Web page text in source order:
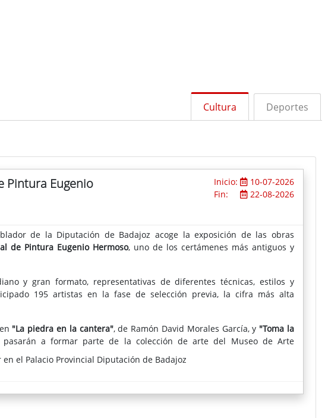
Cultura Deportes
Pintura Eugenio
Inicio:
10-07-2026
Fin:
22-08-2026
de la Diputación de Badajoz acoge la exposición de las obras
de Pintura Eugenio Hermoso, uno de los certámenes más antiguos y
y gran formato, representativas de diferentes técnicas, estilos y
195 artistas en la fase de selección previa, la cifra más alta
"La piedra en la cantera", de Ramón David Morales García, y "Toma la
a formar parte de la colección de arte del Museo de Arte
el Palacio Provincial Diputación de Badajoz